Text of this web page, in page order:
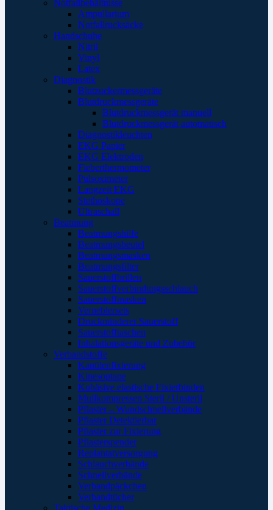
Notfallbehältnisse
Ampullarium
Notfallrucksäcke
Handschuhe
Nitril
Vinyl
Latex
Diagnostik
Blutzuckermessgeräte
Blutdruckmessgeräte
Blutdruckmessgerät manuell
Blutdruckmessgerät automatisch
Diagnostikleuchten
EKG Papier
EKG Elektroden
Fieberthermometer
Pulsoximeter
Langzeit EKG
Stethoskope
Ultraschall
Beatmung
Beatmungshilfe
Beatmungsbeutel
Beatmungsmasken
Beatmungsfilter
Sauerstoffbrillen
Sauerstoffverbindungsschlauch
Sauerstoffmasken
Verneblersets
Druckminderer Sauerstoff
Sauerstofftaschen
Inhalationsgeräte und Zubehör
Verbandstoffe
Kanülenfixierung
Kinesoptape
Kohäsive elastische Fixierbinden
Mullkompressen Steril / Unsteril
Pflaster – Wundschnellverbände
Pflaster Detektierbar
Pflaster zur Fixierung
Pflasterspender
Replantatversorgung
Schlauchverbände
Schnellverbände
Verbandpäckchen
Verbandtücher
Taktische Medizin